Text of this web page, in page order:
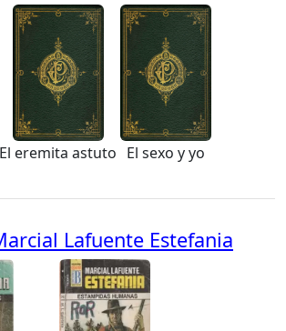
El eremita astuto El sexo y yo
Lafuente Estefania